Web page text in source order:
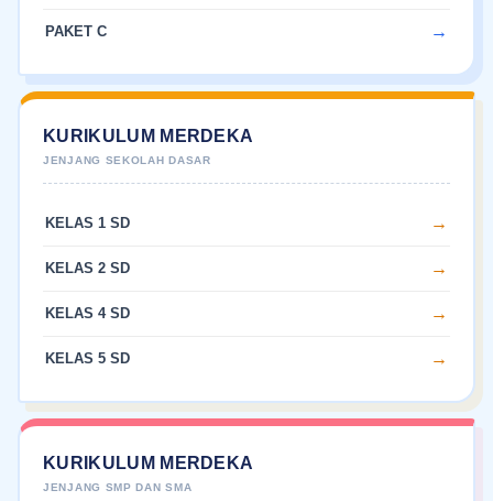
PAKET C
KURIKULUM MERDEKA
KELAS 1 SD
KELAS 2 SD
KELAS 4 SD
KELAS 5 SD
KURIKULUM MERDEKA